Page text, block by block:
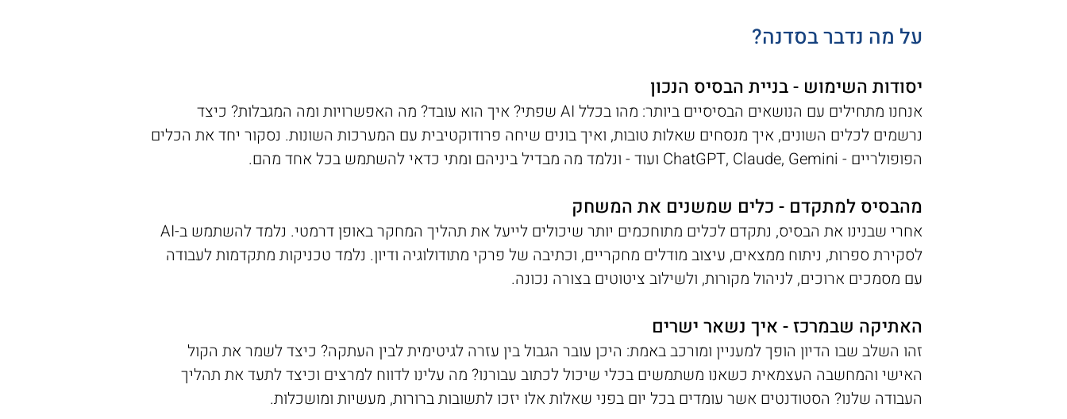
על מה נדבר בסדנה?
יסודות השימוש - בניית הבסיס הנכון
אנחנו מתחילים עם הנושאים הבסיסיים ביותר: מהו בכלל AI שפתי? איך הוא עובד? מה האפשרויות ומה המגבלות? כיצד
נרשמים לכלים השונים, איך מנסחים שאלות טובות, ואיך בונים שיחה פרודוקטיבית עם המערכות השונות. נסקור יחד את הכלים
הפופולריים - ChatGPT, Claude, Gemini ועוד - ונלמד מה מבדיל ביניהם ומתי כדאי להשתמש בכל אחד מהם.
מהבסיס למתקדם - כלים שמשנים את המשחק
אחרי שבנינו את הבסיס, נתקדם לכלים מתוחכמים יותר שיכולים לייעל את תהליך המחקר באופן דרמטי. נלמד להשתמש ב-AI
לסקירת ספרות, ניתוח ממצאים, עיצוב מודלים מחקריים, וכתיבה של פרקי מתודולוגיה ודיון. נלמד טכניקות מתקדמות לעבודה
עם מסמכים ארוכים, לניהול מקורות, ולשילוב ציטוטים בצורה נכונה.
האתיקה שבמרכז - איך נשאר ישרים
זהו השלב שבו הדיון הופך למעניין ומורכב באמת: היכן עובר הגבול בין עזרה לגיטימית לבין העתקה? כיצד לשמר את הקול
האישי והמחשבה העצמאית כשאנו משתמשים בכלי שיכול לכתוב עבורנו? מה עלינו לדווח למרצים וכיצד לתעד את תהליך
העבודה שלנו? הסטודנטים אשר עומדים בכל יום בפני שאלות אלו יזכו לתשובות ברורות, מעשיות ומושכלות.